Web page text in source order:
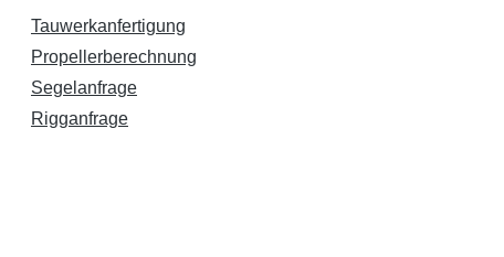
Tauwerkanfertigung
Propellerberechnung
Segelanfrage
Rigganfrage